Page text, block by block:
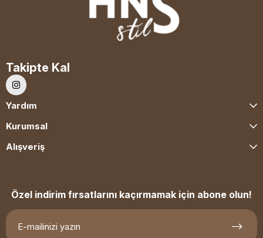
Takipte Kal
Yardım
Kurumsal
Alışveriş
Özel indirim fırsatlarını kaçırmamak için abone olun!